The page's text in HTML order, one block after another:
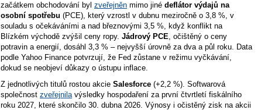
začátkem obchodování byl zveřejněn mimo jiné deflátor výdajů na
osobní spotřebu (PCE), který vzrostl v dubnu meziročně o 3,8 %, v
souladu s očekáváními a nad březnovými 3,5 %, když konflikt na
Blízkém východě zvýšil ceny ropy. Jádrový PCE, očištěný o ceny
potravin a energií, dosáhl 3,3 % – nejvyšší úrovně za dva a půl roku. Data
podle Yahoo Finance potvrzují, že Fed zůstane v režimu vyčkávání,
dokud se neobjeví důkazy o ústupu inflace.
Z jednotlivých titulů rostou akcie Salesforce (+2,2 %). Softwarová
společnost zveřejnila výsledky hospodaření za první čtvrtletí fiskálního
roku 2027, které skončilo 30. dubna 2026. Výnosy i očistěný zisk na akcii